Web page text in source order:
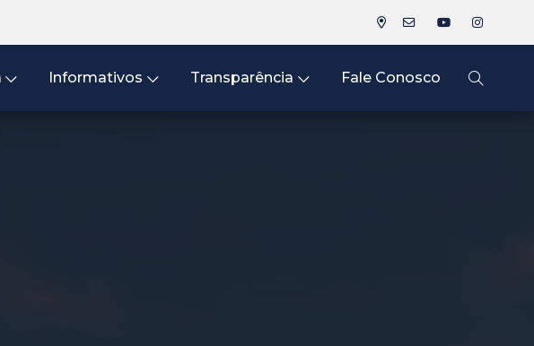
Informativos Transparência Fale Conosco